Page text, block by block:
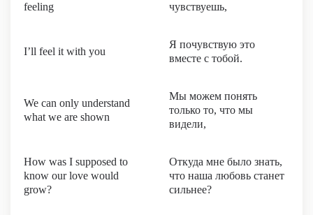
feeling
чувствуешь,
I’ll feel it with you
Я почувствую это
вместе с тобой.
We can only understand
what we are shown
Мы можем понять
только то, что мы
видели,
How was I supposed to
know our love would
grow?
Откуда мне было знать,
что наша любовь станет
сильнее?